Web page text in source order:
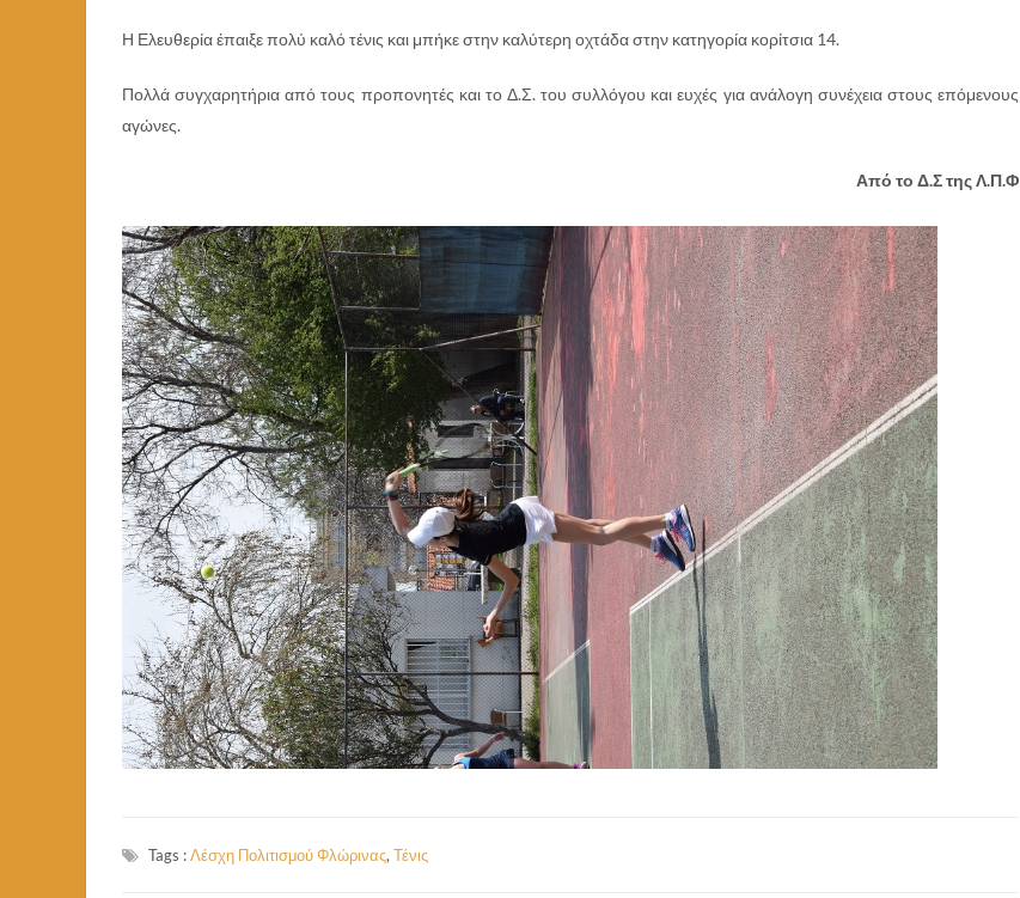
Η Ελευθερία έπαιξε πολύ καλό τένις και μπήκε στην καλύτερη οχτάδα στην κατηγορία κορίτσια 14.
Πολλά συγχαρητήρια από τους προπονητές και το Δ.Σ. του συλλόγου και ευχές για ανάλογη συνέχεια στους επόμενους
αγώνες.
Από το Δ.Σ της Λ.Π.Φ
Tags :Λέσχη Πολιτισμού Φλώρινας, Τένις